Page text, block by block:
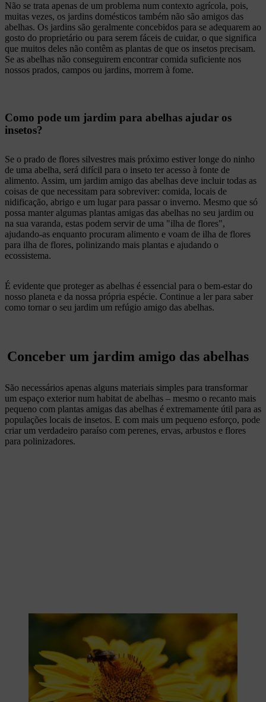
Não se trata apenas de um problema num contexto agrícola, pois,
muitas vezes, os jardins domésticos também não são amigos das
abelhas. Os jardins são geralmente concebidos para se adequarem ao
gosto do proprietário ou para serem fáceis de cuidar, o que significa
que muitos deles não contêm as plantas de que os insetos precisam.
Se as abelhas não conseguirem encontrar comida suficiente nos
nossos prados, campos ou jardins, morrem à fome.
Como pode um jardim para abelhas ajudar os
insetos?
Se o prado de flores silvestres mais próximo estiver longe do ninho
de uma abelha, será difícil para o inseto ter acesso à fonte de
alimento. Assim, um jardim amigo das abelhas deve incluir todas as
coisas de que necessitam para sobreviver: comida, locais de
nidificação, abrigo e um lugar para passar o inverno. Mesmo que só
possa manter algumas plantas amigas das abelhas no seu jardim ou
na sua varanda, estas podem servir de uma "ilha de flores",
ajudando-as enquanto procuram alimento e voam de ilha de flores
para ilha de flores, polinizando mais plantas e ajudando o
ecossistema.
É evidente que proteger as abelhas é essencial para o bem-estar do
nosso planeta e da nossa própria espécie. Continue a ler para saber
como tornar o seu jardim um refúgio amigo das abelhas.
Conceber um jardim amigo das abelhas
São necessários apenas alguns materiais simples para transformar
um espaço exterior num habitat de abelhas – mesmo o recanto mais
pequeno com plantas amigas das abelhas é extremamente útil para as
populações locais de insetos. E com mais um pequeno esforço, pode
criar um verdadeiro paraíso com perenes, ervas, arbustos e flores
para polinizadores.